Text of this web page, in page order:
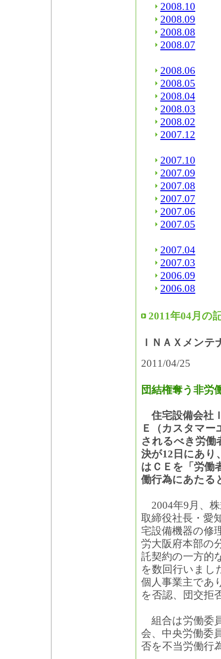
2008.10
2008.09
2008.08
2008.07
2008.06
2008.05
2008.04
2008.03
2008.02
2007.12
2007.10
2007.09
2007.08
2007.07
2007.06
2007.05
2007.04
2007.03
2006.09
2006.08
2011年04月の
ＩＮＡＸメン
2011/04/25
団結権奪う非労
住宅設備会社
Ｅ（カスタマ
されるべき労働
決が12日にあり
はＣＥを「労働
働行為にあたる
2004年9月、
取締役社長・愛
宅設備機器の修
労大阪府本部の
託契約の一方的
を数回行いまし
個人事業主であ
を否認、団交拒
組合は労働委
会、中央労働委
否を不当労働行